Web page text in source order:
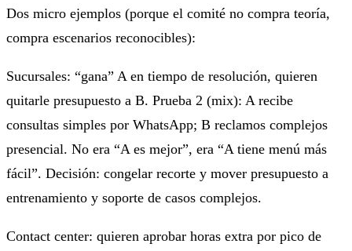
Dos micro ejemplos (porque el comité no compra teoría,
compra escenarios reconocibles):
Sucursales: “gana” A en tiempo de resolución, quieren
quitarle presupuesto a B. Prueba 2 (mix): A recibe
consultas simples por WhatsApp; B reclamos complejos
presencial. No era “A es mejor”, era “A tiene menú más
fácil”. Decisión: congelar recorte y mover presupuesto a
entrenamiento y soporte de casos complejos.
Contact center: quieren aprobar horas extra por pico de